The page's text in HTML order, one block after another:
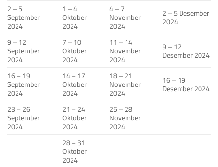
2 – 5
September
2024
1 – 4
Oktober
2024
4 – 7
November
2024
2 – 5 Desember
2024
9 – 12
September
2024
7 – 10
Oktober
2024
11 – 14
November
2024
9 – 12
Desember 2024
16 – 19
September
2024
14 – 17
Oktober
2024
18 – 21
November
2024
16 – 19
Desember 2024
23 – 26
September
2024
21 – 24
Oktober
2024
25 – 28
November
2024
28 – 31
Oktober
2024